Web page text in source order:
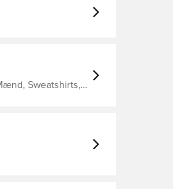
Sweatshirts,